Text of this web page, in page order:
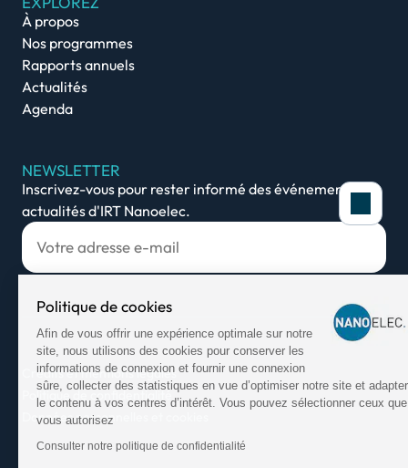
À propos
Nos programmes
Rapports annuels
Actualités
Agenda
NEWSLETTER
Inscrivez-vous pour rester informé des événements et
actualités d'IRT Nanoelec.
Crédits et mentions légales
Politique de confidentialité
Données personnelles et cookies
Politique de cookies
Afin de vous offrir une expérience optimale sur notre
site, nous utilisons des cookies pour conserver les
informations de connexion et fournir une connexion
sûre, collecter des statistiques en vue d’optimiser notre site et adapter
le contenu à vos centres d’intérêt. Vous pouvez sélectionner ceux que
vous autorisez
Consulter notre politique de confidentialité